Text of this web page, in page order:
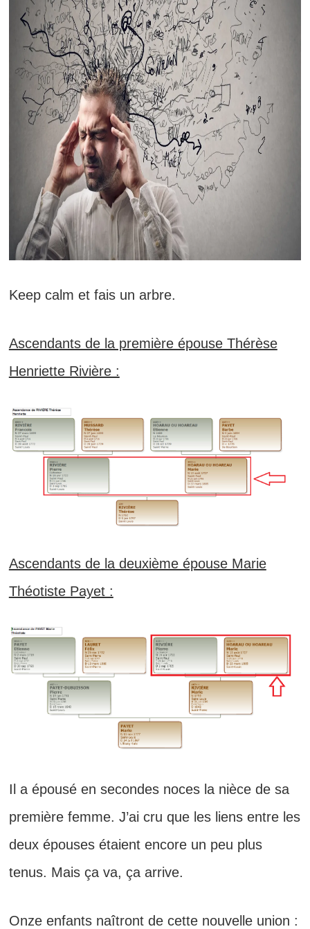
Keep calm et fais un arbre.
Ascendants de la première épouse Thérèse
Henriette Rivière :
Ascendants de la deuxième épouse Marie
Théotiste Payet :
Il a épousé en secondes noces la nièce de sa
première femme. J’ai cru que les liens entre les
deux épouses étaient encore un peu plus
tenus. Mais ça va, ça arrive.
Onze enfants naîtront de cette nouvelle union :